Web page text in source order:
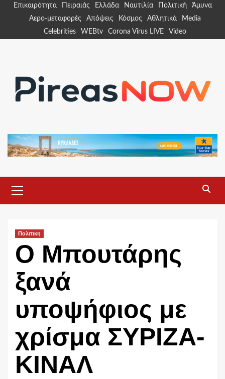
Επικαιρότητα Πειραιάς Ελλάδα Ναυτιλία Πολιτική
Άμυνα
Αερο-μεταφορές
Απόψεις Κόσμος Αθλητικά
Media
Celebrities
WEBtv Corona Virus LIVE Video
Menu
Πολιτικη
Ο Μπουτάρης
ξανά
υποψήφιος με
χρίσμα ΣΥΡΙΖΑ-
ΚΙΝΑΛ